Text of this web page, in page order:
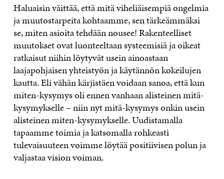
Haluaisin väittää, että mitä viheliäisempiä ongelmia
ja muutostarpeita kohtaamme, sen tärkeämmäksi
se, miten asioita tehdään nousee! Rakenteelliset
muutokset ovat luonteeltaan systeemisiä ja oikeat
ratkaisut niihin löytyvät usein ainoastaan
laajapohjaisen yhteistyön ja käytännön kokeilujen
kautta. Eli vähän kärjistäen voidaan sanoa, että kun
miten-kysymys oli ennen vanhaan alisteinen mitä-
kysymykselle – niin nyt mitä-kysymys onkin usein
alisteinen miten-kysymykselle. Uudistamalla
tapaamme toimia ja katsomalla rohkeasti
tulevaisuuteen voimme löytää positiivisen polun ja
valjastaa vision voiman.